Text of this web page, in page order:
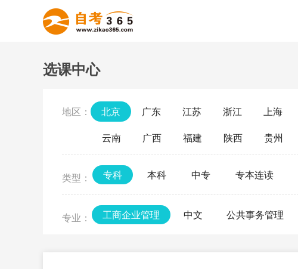
选课中心
地区： 北京 广东 江苏 浙江 上海
云南
广西 福建 陕西 贵州
类型： 专科 本科 中专 专本连读
专业： 工商企业管理 中文 公共事务管理